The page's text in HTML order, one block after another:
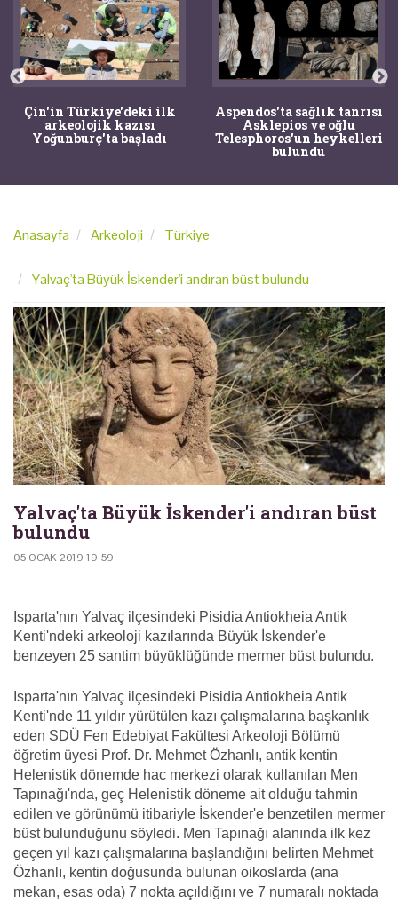
Çin'in Türkiye'deki ilk
arkeolojik kazısı
Yoğunburç'ta başladı
Aspendos'ta sağlık tanrısı
Asklepios ve oğlu
Telesphoros'un heykelleri
bulundu
Anasayfa Arkeoloji Türkiye
Yalvaç'ta Büyük İskender'i andıran büst bulundu
Yalvaç'ta Büyük İskender'i andıran büst
bulundu
05 OCAK 2019 19:59
Isparta'nın Yalvaç ilçesindeki Pisidia Antiokheia Antik
Kenti'ndeki arkeoloji kazılarında Büyük İskender'e
benzeyen 25 santim büyüklüğünde mermer büst bulundu.
Isparta'nın Yalvaç ilçesindeki Pisidia Antiokheia Antik
Kenti'nde 11 yıldır yürütülen kazı çalışmalarına başkanlık
eden SDÜ Fen Edebiyat Fakültesi Arkeoloji Bölümü
öğretim üyesi Prof. Dr. Mehmet Özhanlı, antik kentin
Helenistik dönemde hac merkezi olarak kullanılan Men
Tapınağı'nda, geç Helenistik döneme ait olduğu tahmin
edilen ve görünümü itibariyle İskender'e benzetilen mermer
büst bulunduğunu söyledi. Men Tapınağı alanında ilk kez
geçen yıl kazı çalışmalarına başlandığını belirten Mehmet
Özhanlı, kentin doğusunda bulunan oikoslarda (ana
mekan, esas oda) 7 nokta açıldığını ve 7 numaralı noktada